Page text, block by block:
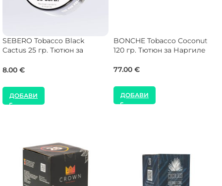
SEBERO Tobacco Black
Cactus 25 гр. Тютюн за
8.00 €
ДОБАВИ
BONCHE Tobacco Coconut
120 гр. Тютюн за Наргиле
77.00 €
ДОБАВИ